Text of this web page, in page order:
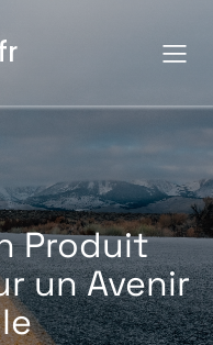
Produit
un Avenir